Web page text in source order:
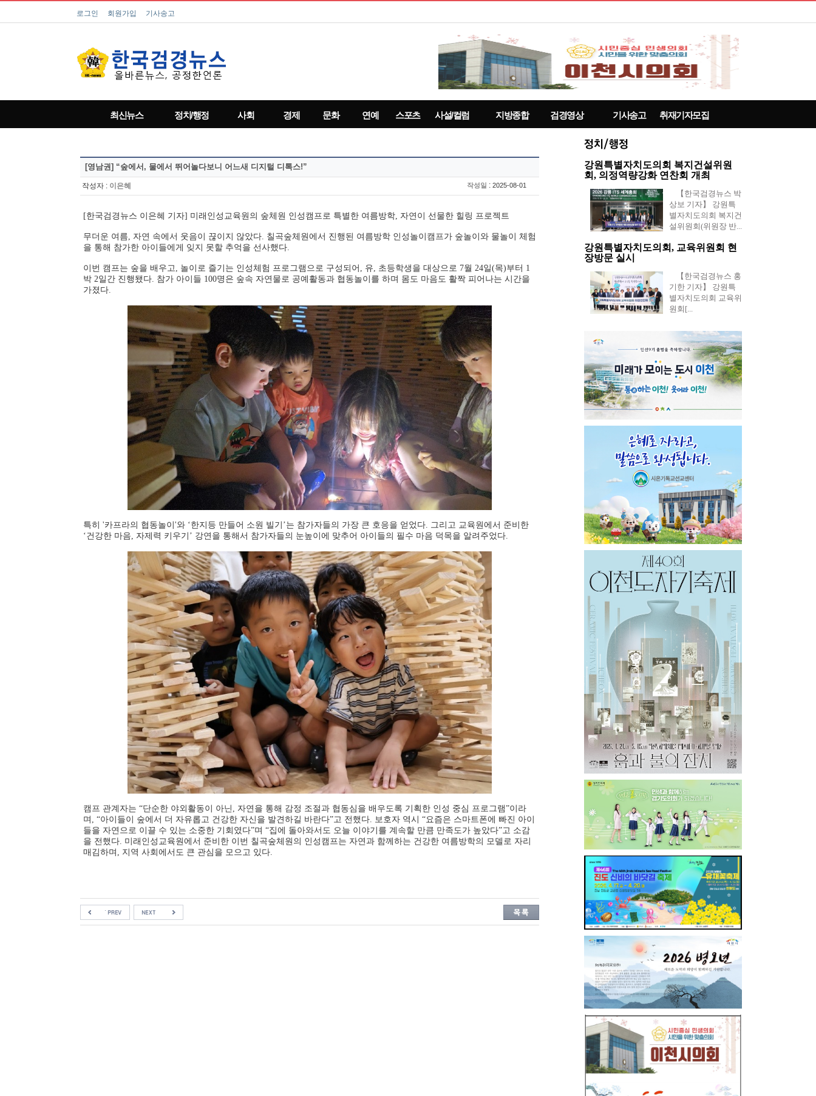
로그인 회원가입 기사송고
최신뉴스 정치/행정 사회 경제 문화 연예 스포츠 사설/컬럼 지방종합 검경영상 기사송고 취재기자모집
[영남권] “숲에서, 물에서 뛰어놀다보니 어느새 디지털 디톡스!”
작성자 : 이은혜 작성일 : 2025-08-01
[한국검경뉴스 이은혜 기자] 미래인성교육원의 숲체원 인성캠프로 특별한 여름방학, 자연이 선물한 힐링 프로젝트
무더운 여름, 자연 속에서 웃음이 끊이지 않았다. 칠곡숲체원에서 진행된 여름방학 인성놀이캠프가 숲놀이와 물놀이 체험
을 통해 참가한 아이들에게 잊지 못할 추억을 선사했다.
이번 캠프는 숲을 배우고, 놀이로 즐기는 인성체험 프로그램으로 구성되어 , 유, 초등학생을 대상으로 7월 24일(목)부터 1
박 2일간 진행됐다. 참가 아이들 100명은 숲속 자연물로 공예활동과 협동놀이를 하며 몸도 마음도 활짝 피어나는 시간을
가졌다.
특히 '카프라의 협동놀이 '와 ‘한지등 만들어 소원 빌기 ’는 참가자들의 가장 큰 호응을 얻었다. 그리고 교육원에서 준비한
‘건강한 마음, 자제력 키우기 ’ 강연을 통해서 참가자들의 눈높이에 맞추어 아이들의 필수 마음 덕목을 알려주었다.
캠프 관계자는 “단순한 야외활동이 아닌 , 자연을 통해 감정 조절과 협동심을 배우도록 기획한 인성 중심 프로그램”이라
며 , “아이들이 숲에서 더 자유롭고 건강한 자신을 발견하길 바란다”고 전했다. 보호자 역시 “요즘은 스마트폰에 빠진 아이
들을 자연으로 이끌 수 있는 소중한 기회였다”며 “집에 돌아와서도 오늘 이야기를 계속할 만큼 만족도가 높았다”고 소감
을 전했다. 미래인성교육원에서 준비한 이번 칠곡숲체원의 인성캠프는 자연과 함께하는 건강한 여름방학의 모델로 자리
매김하며 , 지역 사회에서도 큰 관심을 모으고 있다.
강원특별자치도의회 복지건설위원
회, 의정역량강화 연찬회 개최
【한국검경뉴스 박
상보 기자】 강원특
별자치도의회 복지건
설위원회(위원장 반...
강원특별자치도의회, 교육위원회 현
장방문 실시
【한국검경뉴스 홍
기한 기자】 강원특
별자치도의회 교육위
원회[...